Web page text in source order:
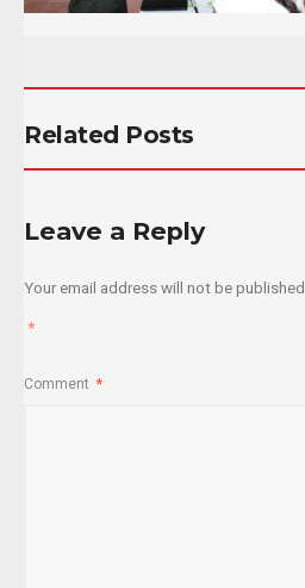
Related Posts
Leave a Reply
Your email address will not be published.
*
Comment *